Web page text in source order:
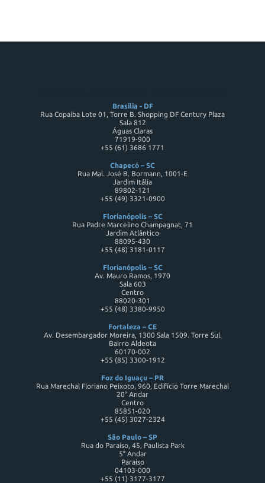
Brasília - DF
Rua Copaíba Lote 01, Torre B. Shopping DF Century Plaza
Sala 812
Águas Claras
71919-900
+55 (61) 3686 1771
Chapecó – SC
Rua Mal. José B. Bormann, 1001-E
Jardim Itália
89802-121
+55 (49) 3321-0900
Florianópolis – SC
Rua Padre Marcelino Champagnat, 71
Jardim Atlântico
88095-430
+55 (48) 3181-0117
Florianópolis – SC
Av. Mauro Ramos, 1970
Sala 603
Centro
88020-301
+55 (48) 3380-9950
Fortaleza – CE
Av. Desembargador Moreira, 1300 Sala 1509. Torre Sul.
Bairro Aldeota
60170-002
+55 (85) 3300-1912
Foz do Iguaçu – PR
Rua Marechal Floriano Peixoto, 960, Edifício Torre Marechal
20° Andar
Centro
85851-020
+55 (45) 3027-2324
São Paulo – SP
Rua do Paraíso, 45, Paulista Park
5° Andar
Paraíso
04103-000
+55 (11) 3177-3177